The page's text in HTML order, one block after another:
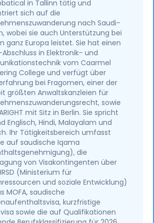
in Tallinn tätig und
sich auf die
nach Saudi-
wobei sie auch Unterstützung bei
ganz Europa leistet. Sie hat einen
in Elektronik- und
vom Caarmel
College und verfügt über
bei Fragomen, einer der
größten Anwaltskanzleien für
sowie
mit Sitz in Berlin. Sie spricht
Englisch, Hindi, Malayalam und
Ihr Tätigkeitsbereich umfasst
auf saudische Iqama
die
von Visakontingenten über
(Ministerium für
und soziale Entwicklung)
MOFA, saudische
kurzfristige
sowie die auf Qualifikationen